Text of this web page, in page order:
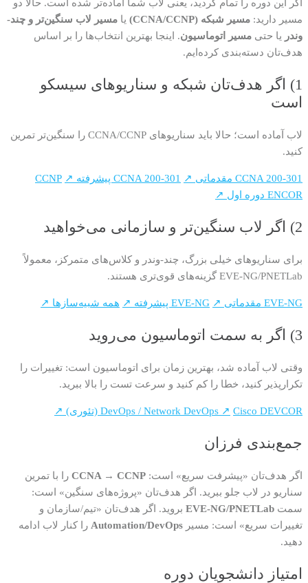
اگر این دوره را تمام کردید، یعنی لاب شما آماده‌تر شده است. حالا دو
مسیر دارید: مسیر شبکه (CCNA/CCNP) یا مسیر لاب سنگین‌تر و چند-
وندر یا حتی مسیر اتوماسیون. اینجا بهترین انتخاب‌ها را بر اساس
هدف‌تان دسته‌بندی کرده‌ایم.
1) اگر هدف‌تان شبکه و سناریوهای سیسکو
است
لاب آماده است؛ حالا باید سناریوهای CCNA/CCNP را سنگین‌تر تمرین
کنید.
CCNA 200-301 مقدماتی ↗ CCNA 200-301 پیشرفته ↗
CCNP
ENCOR دوره اول ↗
2) اگر لاب سنگین‌تر و سازمانی می‌خواهید
برای سناریوهای خیلی بزرگ، چند-وندر و کلاس‌های متمرکز، معمولاً
EVE-NG/PNETLab گزینه‌های قوی‌تری هستند.
EVE-NG مقدماتی ↗ EVE-NG پیشرفته ↗ همه شبیه‌سازها ↗
3) اگر به سمت اتوماسیون می‌روید
وقتی لاب آماده شد، بهترین زمان برای اتوماسیون است: تغییرات را
تکرارپذیر کنید، خطا را کم کنید و سرعت تست را بالا ببرید.
DevOps / Network DevOps ↗ Cisco DEVCOR (تئوری) ↗
جمع‌بندی فرزان
اگر هدف‌تان «پیشرفت سریع» است: CCNA → CCNP را با تمرین
سناریو در لاب جلو ببرید. اگر هدف‌تان «پروژه‌های سنگین» است:
سمت EVE-NG/PNETLab بروید. اگر هدف‌تان «تیم/سازمان و
تغییرات سریع» است: مسیر Automation/DevOps را کنار لاب ادامه
دهید.
امتیاز دانشجویان دوره